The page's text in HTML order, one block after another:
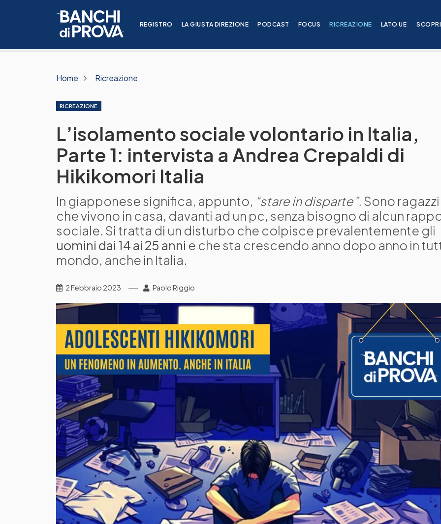
REGISTRO LA GIUSTA DIREZIONE PODCAST FOCUS RICREAZIONE LATO UE SCOPRI
Home Ricreazione
RICREAZIONE
L’isolamento sociale volontario in Italia,
Parte 1: intervista a Andrea Crepaldi di
Hikikomori Italia
In giapponese significa, appunto, “stare in disparte”. Sono ragazzi
che vivono in casa, davanti ad un pc, senza bisogno di alcun
sociale. Si tratta di un disturbo che colpisce prevalentemente gli
uomini dai 14 ai 25 anni e che sta crescendo anno dopo anno in
mondo, anche in Italia.
2 Febbraio 2023 Paolo Riggio